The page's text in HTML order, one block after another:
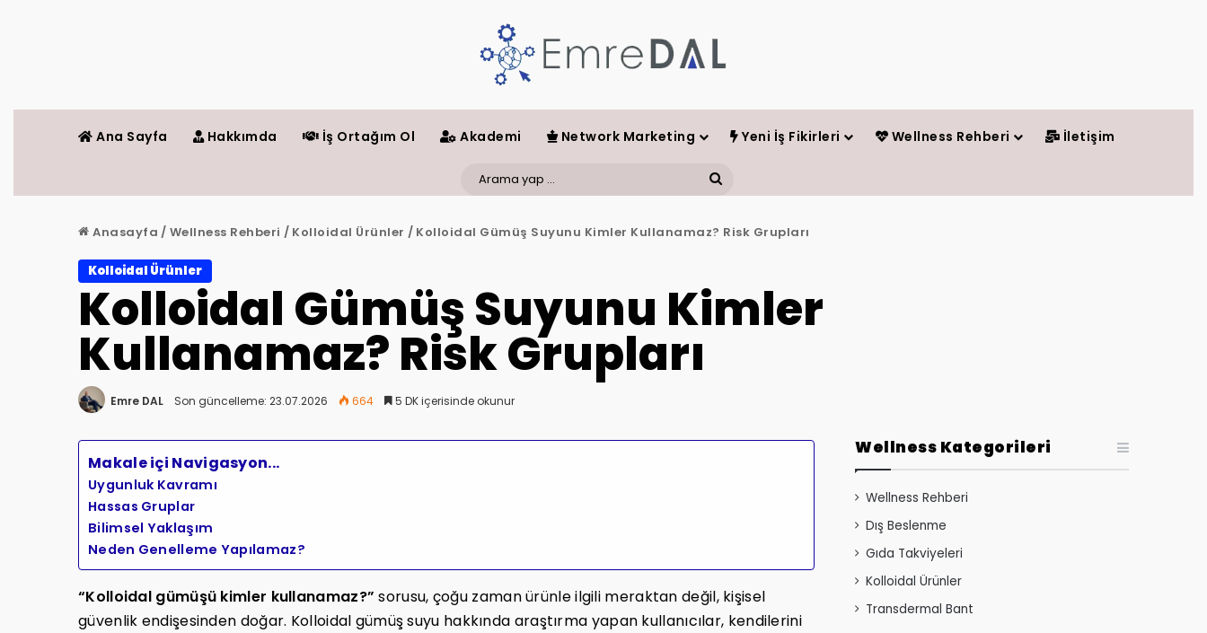
Ana Sayfa Hakkımda İş Ortağım Ol Akademi Network Marketing Yeni İş Fikirleri Wellness Rehberi İletişim
Arama
Anasayfa / Wellness Rehberi / Kolloidal Ürünler / Kolloidal Gümüş Suyunu Kimler Kullanamaz? Risk Grupları
Kolloidal Ürünler
Kolloidal Gümüş Suyunu Kimler
Kullanamaz? Risk Grupları
Emre DAL Son güncelleme: 23.07.2026 664 5 DK içerisinde okunur
Makale içi Navigasyon...
Uygunluk Kavramı
Hassas Gruplar
Bilimsel Yaklaşım
Neden Genelleme Yapılamaz?
“Kolloidal gümüşü kimler kullanamaz?” sorusu, çoğu zaman ürünle ilgili meraktan değil, kişisel
güvenlik endişesinden doğar. Kolloidal gümüş suyu hakkında araştırma yapan kullanıcılar, kendilerini
Wellness Kategorileri
Wellness Rehberi
Dış Beslenme
Gıda Takviyeleri
Kolloidal Ürünler
Transdermal Bant